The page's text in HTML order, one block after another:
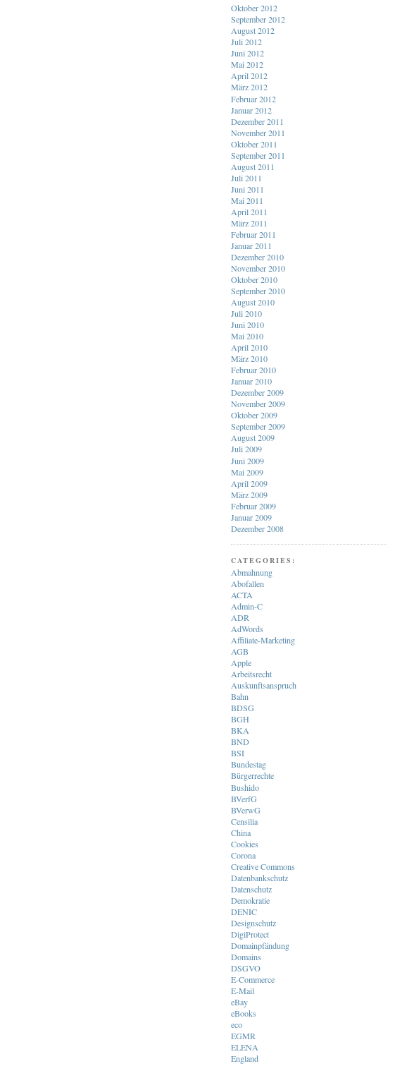
Oktober 2012
September 2012
August 2012
Juli 2012
Juni 2012
Mai 2012
April 2012
März 2012
Februar 2012
Januar 2012
Dezember 2011
November 2011
Oktober 2011
September 2011
August 2011
Juli 2011
Juni 2011
Mai 2011
April 2011
März 2011
Februar 2011
Januar 2011
Dezember 2010
November 2010
Oktober 2010
September 2010
August 2010
Juli 2010
Juni 2010
Mai 2010
April 2010
März 2010
Februar 2010
Januar 2010
Dezember 2009
November 2009
Oktober 2009
September 2009
August 2009
Juli 2009
Juni 2009
Mai 2009
April 2009
März 2009
Februar 2009
Januar 2009
Dezember 2008
CATEGORIES:
Abmahnung
Abofallen
ACTA
Admin-C
ADR
AdWords
Affiliate-Marketing
AGB
Apple
Arbeitsrecht
Auskunftsanspruch
Bahn
BDSG
BGH
BKA
BND
BSI
Bundestag
Bürgerrechte
Bushido
BVerfG
BVerwG
Censilia
China
Cookies
Corona
Creative Commons
Datenbankschutz
Datenschutz
Demokratie
DENIC
Designschutz
DigiProtect
Domainpfändung
Domains
DSGVO
E-Commerce
E-Mail
eBay
eBooks
eco
EGMR
ELENA
England